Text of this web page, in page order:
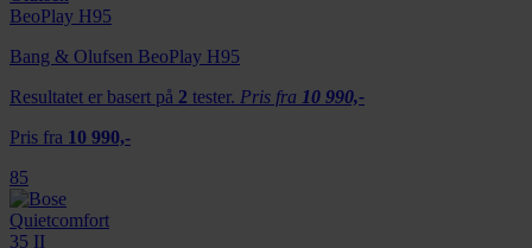
Bang & Olufsen BeoPlay H95
Resultatet er basert på 2 tester. Pris fra 10 990,-
Pris fra 10 990,-
85